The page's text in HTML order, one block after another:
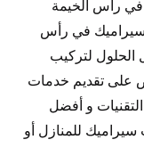
رأس الخيمة
سيراميك في رأس
الحلول لتركيب
على تقديم خدمات
و أفضل
سيراميك للمنازل أو